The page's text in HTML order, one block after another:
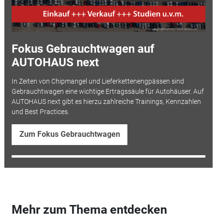
Fokus Gebrauchtwagen auf
AUTOHAUS next
In Zeiten von Chipmangel und Lieferkettenengpässen sind
Gebrauchtwagen eine wichtige Ertragssäule für Autohäuser. Auf
AUTOHAUS next gibt es hierzu zahlreiche Trainings, Kennzahlen
und Best Practices.
Zum Fokus Gebrauchtwagen
Mehr zum Thema entdecken